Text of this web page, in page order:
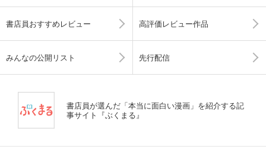
書店員おすすめレビュー 高評価レビュー作品
みんなの公開リスト 先行配信
書店員が選んだ「本当に面白い漫画」を紹介する記
事サイト『ぶくまる』